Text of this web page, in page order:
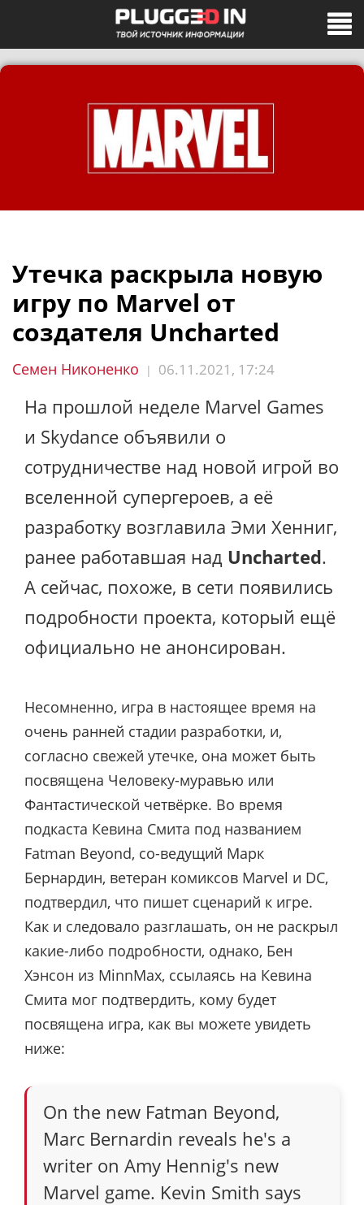
Утечка раскрыла новую
игру по Marvel от
создателя Uncharted
Семен Никоненко | 06.11.2021, 17:24
На прошлой неделе Marvel Games
и Skydance объявили о
сотрудничестве над новой игрой во
вселенной супергероев, а её
разработку возглавила Эми Хенниг,
ранее работавшая над Uncharted.
А сейчас, похоже, в сети появились
подробности проекта, который ещё
официально не анонсирован.
Несомненно, игра в настоящее время на
очень ранней стадии разработки, и,
согласно свежей утечке, она может быть
посвящена Человеку-муравью или
Фантастической четвёрке. Во время
подкаста Кевина Смита под названием
Fatman Beyond, со-ведущий Марк
Бернардин, ветеран комиксов Marvel и DC,
подтвердил, что пишет сценарий к игре.
Как и следовало разглашать, он не раскрыл
какие-либо подробности, однако, Бен
Хэнсон из MinnMax, ссылаясь на Кевина
Смита мог подтвердить, кому будет
посвящена игра, как вы можете увидеть
ниже:
On the new Fatman Beyond,
Marc Bernardin reveals he's a
writer on Amy Hennig's new
Marvel game. Kevin Smith says